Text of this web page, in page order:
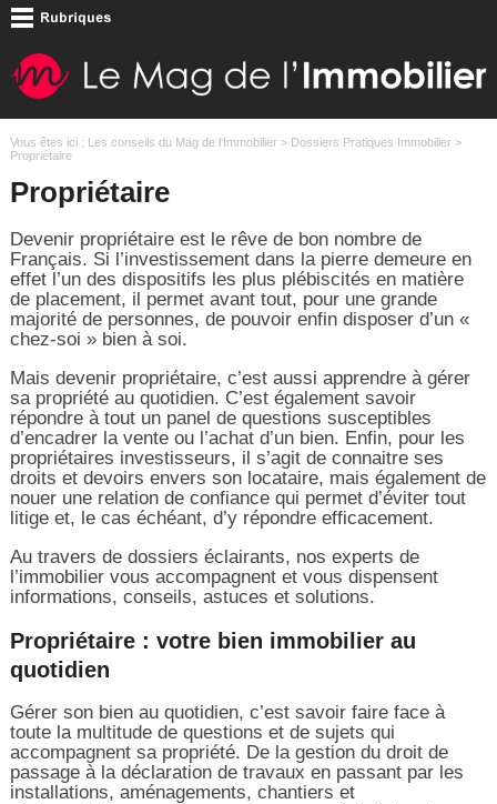
Vous êtes ici : Les conseils du Mag de l'Immobilier> Dossiers Pratiques Immobilier>
Propriétaire
Propriétaire
Devenir propriétaire est le rêve de bon nombre de
Français. Si l’investissement dans la pierre demeure en
effet l’un des dispositifs les plus plébiscités en matière
de placement, il permet avant tout, pour une grande
majorité de personnes, de pouvoir enfin disposer d’un «
chez-soi » bien à soi.
Mais devenir propriétaire, c’est aussi apprendre à gérer
sa propriété au quotidien. C’est également savoir
répondre à tout un panel de questions susceptibles
d’encadrer la vente ou l’achat d’un bien. Enfin, pour les
propriétaires investisseurs, il s’agit de connaitre ses
droits et devoirs envers son locataire, mais également de
nouer une relation de confiance qui permet d’éviter tout
litige et, le cas échéant, d’y répondre efficacement.
Au travers de dossiers éclairants, nos experts de
l’immobilier vous accompagnent et vous dispensent
informations, conseils, astuces et solutions.
Propriétaire : votre bien immobilier au
quotidien
Gérer son bien au quotidien, c’est savoir faire face à
toute la multitude de questions et de sujets qui
accompagnent sa propriété. De la gestion du droit de
passage à la déclaration de travaux en passant par les
installations, aménagements, chantiers et